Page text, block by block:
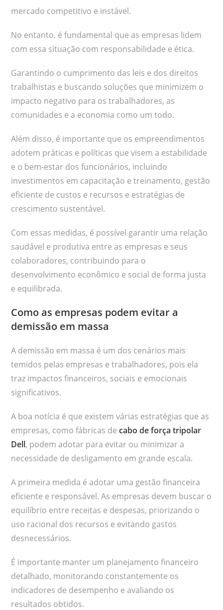
mercado competitivo e instável.
No entanto, é fundamental que as empresas lidem
com essa situação com responsabilidade e ética.
Garantindo o cumprimento das leis e dos direitos
trabalhistas e buscando soluções que minimizem o
impacto negativo para os trabalhadores, as
comunidades e a economia como um todo.
Além disso, é importante que os empreendimentos
adotem práticas e políticas que visem a estabilidade
e o bem-estar dos funcionários, incluindo
investimentos em capacitação e treinamento, gestão
eficiente de custos e recursos e estratégias de
crescimento sustentável.
Com essas medidas, é possível garantir uma relação
saudável e produtiva entre as empresas e seus
colaboradores, contribuindo para o
desenvolvimento econômico e social de forma justa
e equilibrada.
Como as empresas podem evitar a
demissão em massa
A demissão em massa é um dos cenários mais
temidos pelas empresas e trabalhadores, pois ela
traz impactos financeiros, sociais e emocionais
significativos.
A boa notícia é que existem várias estratégias que as
empresas, como fábricas decabo de força tripolar
Dell, podem adotar para evitar ou minimizar a
necessidade de desligamento em grande escala.
A primeira medida é adotar uma gestão financeira
eficiente e responsável. As empresas devem buscar o
equilíbrio entre receitas e despesas, priorizando o
uso racional dos recursos e evitando gastos
desnecessários.
É importante manter um planejamento financeiro
detalhado, monitorando constantemente os
indicadores de desempenho e avaliando os
resultados obtidos.